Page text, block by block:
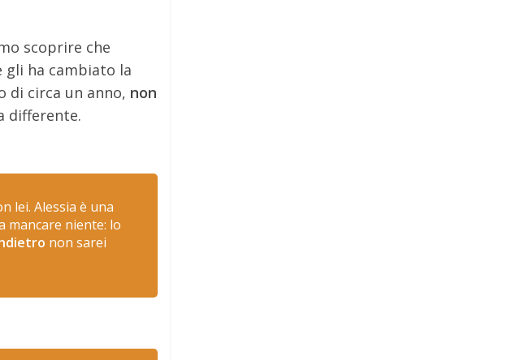
scoprire che
gli ha cambiato la
di circa un anno, non
differente.
lei. Alessia è una
mancare niente: lo
non sarei